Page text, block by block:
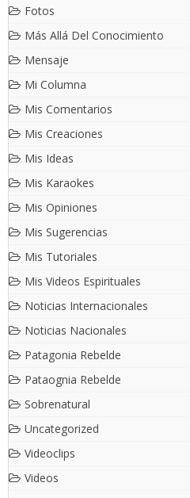
Fotos
Más Allá Del Conocimiento
Mensaje
Mi Columna
Mis Comentarios
Mis Creaciones
Mis Ideas
Mis Karaokes
Mis Opiniones
Mis Sugerencias
Mis Tutoriales
Mis Videos Espirituales
Noticias Internacionales
Noticias Nacionales
Patagonia Rebelde
Pataognia Rebelde
Sobrenatural
Uncategorized
Videoclips
Videos